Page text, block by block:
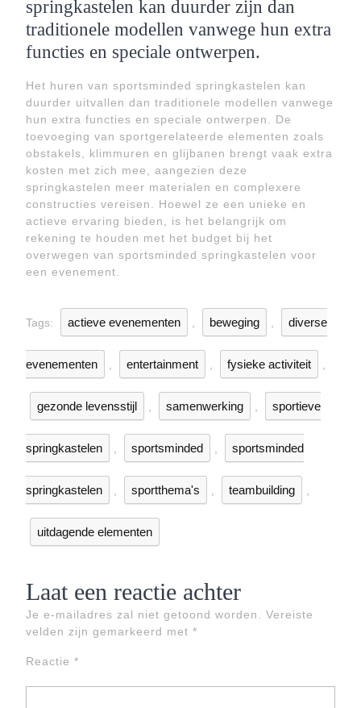
springkastelen kan duurder zijn dan
traditionele modellen vanwege hun extra
functies en speciale ontwerpen.
Het huren van sportsminded springkastelen kan
duurder uitvallen dan traditionele modellen vanwege
hun extra functies en speciale ontwerpen. De
toevoeging van sportgerelateerde elementen zoals
obstakels, klimmuren en glijbanen brengt vaak extra
kosten met zich mee, aangezien deze
springkastelen meer materialen en complexere
constructies vereisen. Hoewel ze een unieke en
actieve ervaring bieden, is het belangrijk om
rekening te houden met het budget bij het
overwegen van sportsminded springkastelen voor
een evenement.
Tags: actieve evenementen , beweging , diverse
evenementen , entertainment , fysieke activiteit ,
gezonde levensstijl , samenwerking , sportieve
springkastelen , sportsminded , sportsminded
springkastelen , sportthema's , teambuilding ,
uitdagende elementen
Laat een reactie achter
Je e-mailadres zal niet getoond worden. Vereiste
velden zijn gemarkeerd met *
Reactie *